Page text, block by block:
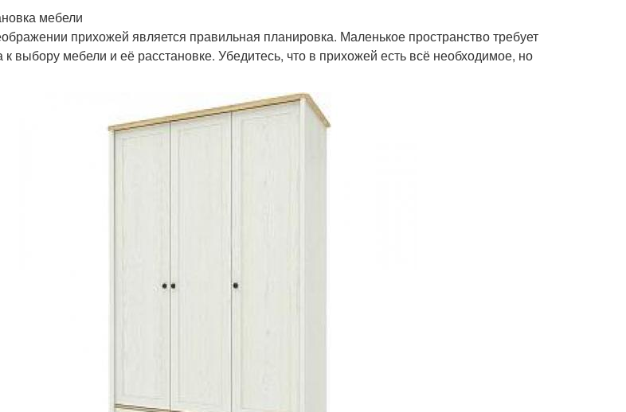
мебели
прихожей является правильная планировка. Маленькое пространство требует
к выбору мебели и её расстановке. Убедитесь, что в прихожей есть всё необходимое, но